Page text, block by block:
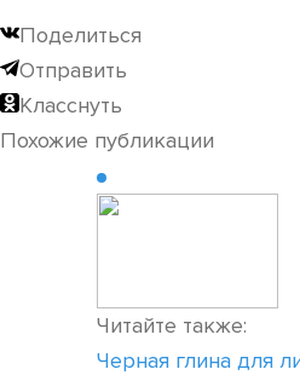
Поделиться
Отправить
Класснуть
Похожие публикации
Читайте также:
Черная глина для